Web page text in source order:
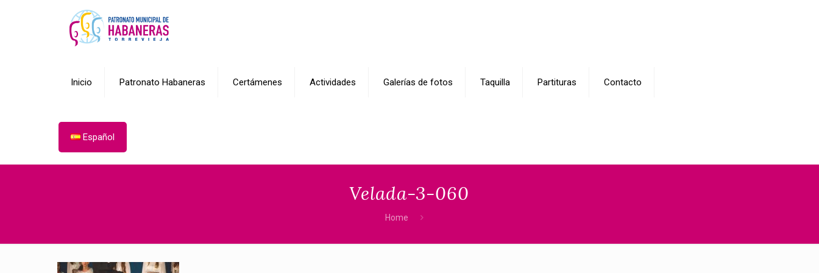
Inicio Patronato Habaneras Certámenes Actividades Galerías de fotos Taquilla Partituras Contacto
Español
Velada-3-060
Home